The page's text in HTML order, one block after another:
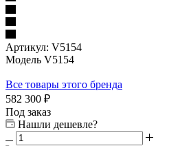
Артикул: V5154
Модель V5154
Все товары этого бренда
582 300 ₽
Под заказ
Нашли дешевле?